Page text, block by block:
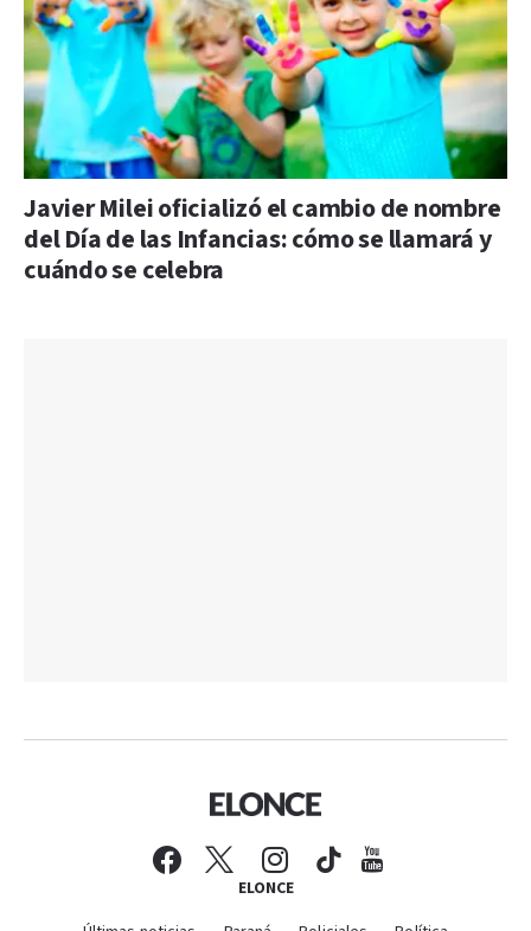
Javier Milei oficializó el cambio de nombre
del Día de las Infancias: cómo se llamará y
cuándo se celebra
ELONCE